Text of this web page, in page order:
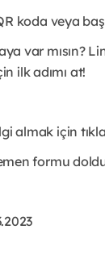
koda veya
var mısın?
ilk adımı at!
almak için
formu